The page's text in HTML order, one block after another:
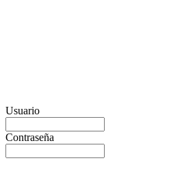
Usuario
Contraseña